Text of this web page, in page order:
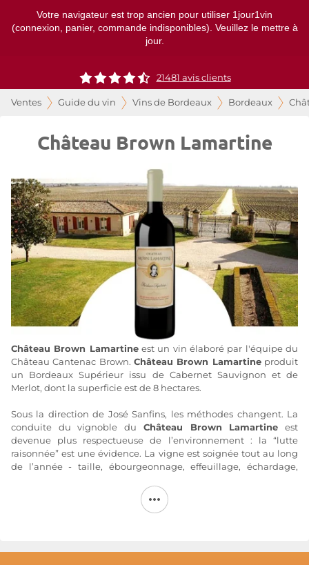
Votre navigateur est trop ancien pour utiliser 1jour1vin
(connexion, panier, commande indisponibles). Veuillez le mettre à
jour.
21481 avis clients
Ventes Guide du vin Vins de Bordeaux Bordeaux
Château Brown Lamartine
Château Brown Lamartineest un vin élaboré par l'équipe du
Château Cantenac Brown. Château Brown Lamartineproduit
un Bordeaux Supérieur issu de Cabernet Sauvignon et de
Merlot, dont la superficie est de 8 hectares.
Sous la direction de José Sanfins, les méthodes changent. La
conduite du vignoble du Château Brown Lamartine est
devenue plus respectueuse de l’environnement : la “lutte
raisonnée” est une évidence. La vigne est soignée tout au long
de l’année - taille, ébourgeonnage, effeuillage, échardage,
Les fertilisations sont équilibrées, modérées selon les besoins
de la plante et uniquement d’origine végétale.